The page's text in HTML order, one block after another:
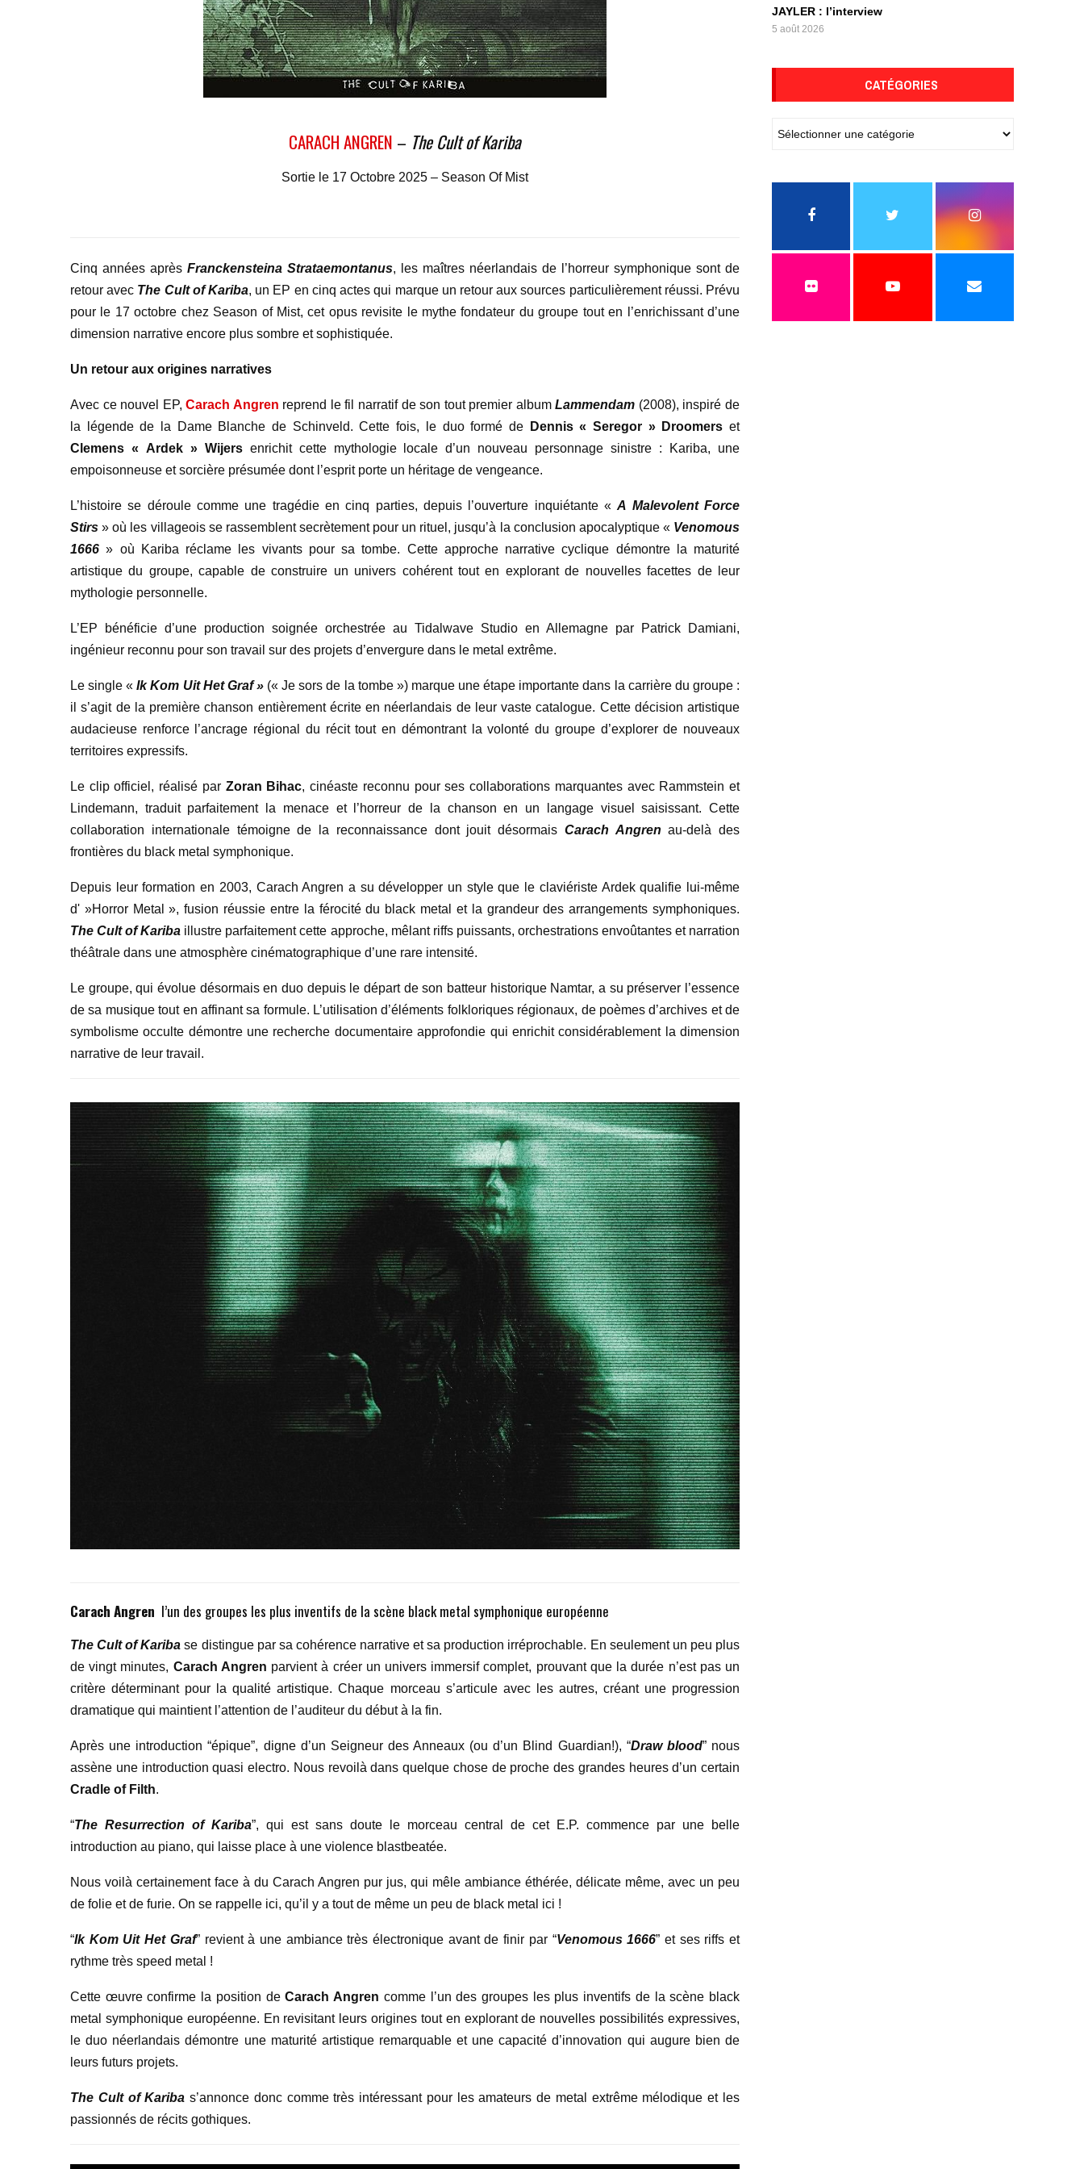
CARACH ANGREN – The Cult of Kariba
Sortie le 17 Octobre 2025 – Season Of Mist
Cinq années après Franckensteina Strataemontanus, les maîtres néerlandais de l’horreur symphonique sont de
retour avec The Cult of Kariba, un EP en cinq actes qui marque un retour aux sources particulièrement réussi. Prévu
pour le 17 octobre chez Season of Mist, cet opus revisite le mythe fondateur du groupe tout en l’enrichissant d’une
dimension narrative encore plus sombre et sophistiquée.
Un retour aux origines narratives
Avec ce nouvel EP,Carach Angren reprend le fil narratif de son tout premier albumLammendam (2008), inspiré de
la légende de la Dame Blanche de Schinveld. Cette fois, le duo formé de
Dennis « Seregor » Droomers et
Clemens « Ardek » Wijersenrichit cette mythologie locale d’un nouveau personnage sinistre : Kariba, une
empoisonneuse et sorcière présumée dont l’esprit porte un héritage de vengeance.
L’histoire se déroule comme une tragédie en cinq parties, depuis l’ouverture inquiétante «A Malevolent Force
Stirs » où les villageois se rassemblent secrètement pour un rituel, jusqu’à la conclusion apocalyptique « Venomous
1666 » où Kariba réclame les vivants pour sa tombe. Cette approche narrative cyclique démontre la maturité
artistique du groupe, capable de construire un univers cohérent tout en explorant de nouvelles facettes de leur
mythologie personnelle.
L’EP bénéficie d’une production soignée orchestrée au Tidalwave Studio en Allemagne par Patrick Damiani,
ingénieur reconnu pour son travail sur des projets d’envergure dans le metal extrême.
Le single «Ik Kom Uit Het Graf »(« Je sors de la tombe ») marque une étape importante dans la carrière du groupe :
il s’agit de la première chanson entièrement écrite en néerlandais de leur vaste catalogue. Cette décision artistique
audacieuse renforce l’ancrage régional du récit tout en démontrant la volonté du groupe d’explorer de nouveaux
territoires expressifs.
Le clip officiel, réalisé par Zoran Bihac, cinéaste reconnu pour ses collaborations marquantes avec Rammstein et
Lindemann, traduit parfaitement la menace et l’horreur de la chanson en un langage visuel saisissant. Cette
collaboration internationale témoigne de la reconnaissance dont jouit désormais Carach Angren au-delà des
frontières du black metal symphonique.
Depuis leur formation en 2003, Carach Angren a su développer un style que le claviériste Ardek qualifie lui-même
d' »Horror Metal », fusion réussie entre la férocité du black metal et la grandeur des arrangements symphoniques.
The Cult of Kariba illustre parfaitement cette approche, mêlant riffs puissants, orchestrations envoûtantes et narration
théâtrale dans une atmosphère cinématographique d’une rare intensité.
Le groupe, qui évolue désormais en duo depuis le départ de son batteur historique Namtar, a su préserver l’essence
de sa musique tout en affinant sa formule. L’utilisation d’éléments folkloriques régionaux, de poèmes d’archives et de
symbolisme occulte démontre une recherche documentaire approfondie qui enrichit considérablement la dimension
narrative de leur travail.
Carach Angren l’un des groupes les plus inventifs de la scène black metal symphonique européenne
The Cult of Kariba se distingue par sa cohérence narrative et sa production irréprochable. En seulement un peu plus
de vingt minutes, Carach Angren parvient à créer un univers immersif complet, prouvant que la durée n’est pas un
critère déterminant pour la qualité artistique. Chaque morceau s’articule avec les autres, créant une progression
dramatique qui maintient l’attention de l’auditeur du début à la fin.
Après une introduction “épique”, digne d’un Seigneur des Anneaux (ou d’un Blind Guardian!), “Draw blood” nous
assène une introduction quasi electro. Nous revoilà dans quelque chose de proche des grandes heures d’un certain
Cradle of Filth.
“The Resurrection of Kariba”, qui est sans doute le morceau central de cet E.P. commence par une belle
introduction au piano, qui laisse place à une violence blastbeatée.
Nous voilà certainement face à du Carach Angren pur jus, qui mêle ambiance éthérée, délicate même, avec un peu
de folie et de furie. On se rappelle ici, qu’il y a tout de même un peu de black metal ici !
“Ik Kom Uit Het Graf” revient à une ambiance très électronique avant de finir par “Venomous 1666” et ses riffs et
rythme très speed metal !
Cette œuvre confirme la position deCarach Angren comme l’un des groupes les plus inventifs de la scène black
metal symphonique européenne. En revisitant leurs origines tout en explorant de nouvelles possibilités expressives,
le duo néerlandais démontre une maturité artistique remarquable et une capacité d’innovation qui augure bien de
leurs futurs projets.
The Cult of Kariba s’annonce donc comme très intéressant pour les amateurs de metal extrême mélodique et les
passionnés de récits gothiques.
JAYLER : l’interview
5 août 2026
CATÉGORIES